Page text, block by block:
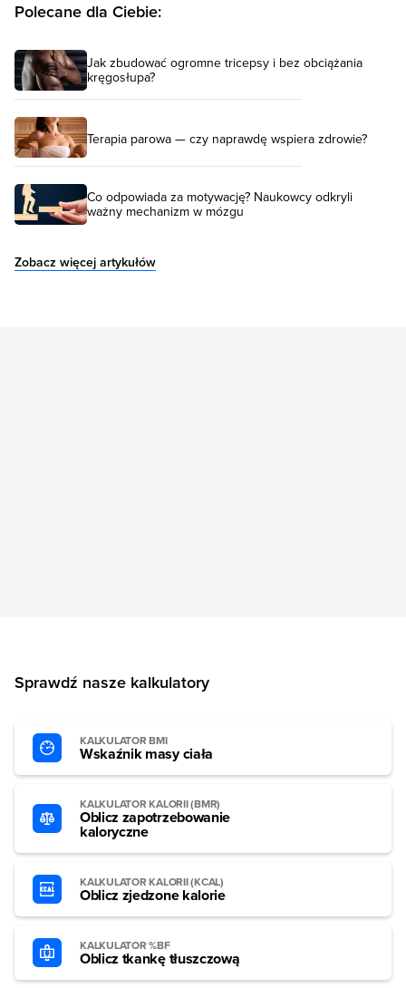
Polecane dla Ciebie:
Jak zbudować ogromne tricepsy i bez obciążania
kręgosłupa?
Terapia parowa — czy naprawdę wspiera zdrowie?
Co odpowiada za motywację? Naukowcy odkryli
ważny mechanizm w mózgu
Zobacz więcej artykułów
Sprawdź nasze kalkulatory
KALKULATOR BMI
Wskaźnik masy ciała
KALKULATOR KALORII (BMR)
Oblicz zapotrzebowanie
kaloryczne
KALKULATOR KALORII (KCAL)
Oblicz zjedzone kalorie
KALKULATOR %BF
Oblicz tkankę tłuszczową